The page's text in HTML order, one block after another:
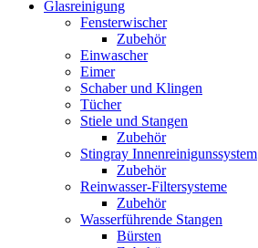
Glasreinigung
Fensterwischer
Zubehör
Einwascher
Eimer
Schaber und Klingen
Tücher
Stiele und Stangen
Zubehör
Stingray Innenreinigunssystem
Zubehör
Reinwasser-Filtersysteme
Zubehör
Wasserführende Stangen
Bürsten